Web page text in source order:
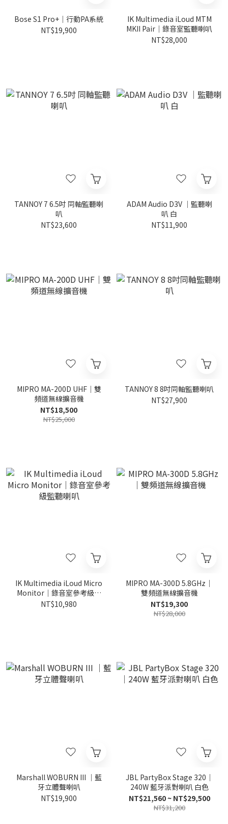
Bose S1 Pro+｜行動PA系統
NT$19,900
IK Multimedia iLoud MTM
MKII Pair｜錄音室監聽喇叭
NT$28,000
TANNOY 7 6.5吋 同軸監聽喇
叭
NT$23,600
ADAM Audio D3V ｜監聽喇
叭 白
NT$11,900
MIPRO MA-200D UHF｜雙
頻道無線擴音機
NT$18,500
NT$25,000
TANNOY 8 8吋同軸監聽喇叭
NT$27,900
IK Multimedia iLoud Micro
Monitor｜錄音室參考級監
聽喇叭
NT$10,980
MIPRO MA-300D 5.8GHz｜
雙頻道無線擴音機
NT$19,300
NT$28,000
Marshall WOBURN III ｜藍
牙立體聲喇叭
NT$19,900
JBL PartyBox Stage 320｜
240W 藍牙派對喇叭 白色
NT$21,560 ~ NT$29,500
NT$31,200